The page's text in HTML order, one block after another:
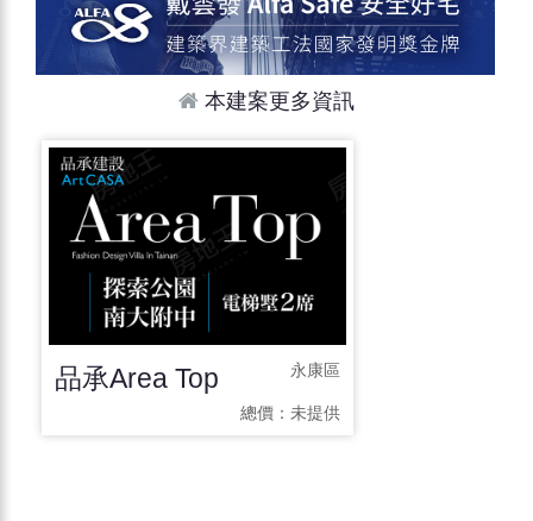
本建案更多資訊
品承Area Top 永康區
總價： 未提供